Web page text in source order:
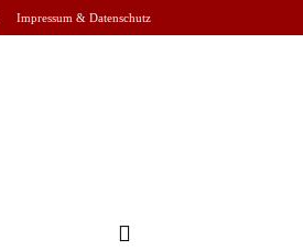
Impressum & Datenschutz